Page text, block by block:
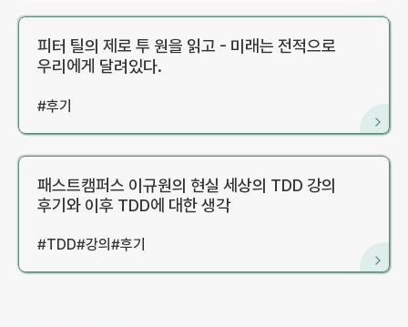
피터 틸의 제로 투 원을 읽고 - 미래는 전적으로
우리에게 달려있다.
#후기
패스트캠퍼스 이규원의 현실 세상의 TDD 강의
후기와 이후 TDD에 대한 생각
#TDD#강의#후기